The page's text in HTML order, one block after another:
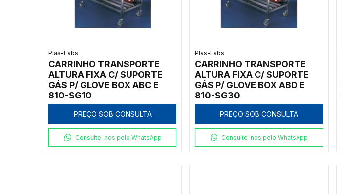
Plas-Labs
CARRINHO TRANSPORTE
ALTURA FIXA C/ SUPORTE
GÁS P/ GLOVE BOX ABC E
810-SG10
PREÇO SOB CONSULTA
Consulte-nos pelo WhatsApp
Plas-Labs
CARRINHO TRANSPORTE
ALTURA FIXA C/ SUPORTE
GÁS P/ GLOVE BOX ABD E
810-SG30
PREÇO SOB CONSULTA
Consulte-nos pelo WhatsApp